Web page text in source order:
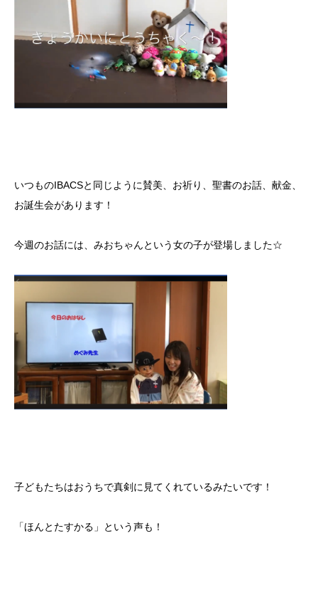
いつものIBACSと同じように賛美、お祈り、聖書のお話、献金、
お誕生会があります！
今週のお話には、みおちゃんという女の子が登場しました☆
子どもたちはおうちで真剣に見てくれているみたいです！
「ほんとたすかる」という声も！